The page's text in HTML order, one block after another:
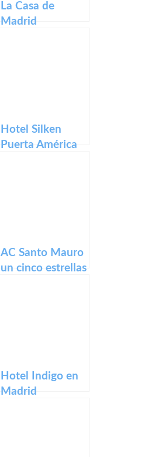
La Casa de
Madrid
Hotel Silken
Puerta América
AC Santo Mauro
un cinco estrellas
Hotel Indigo en
Madrid